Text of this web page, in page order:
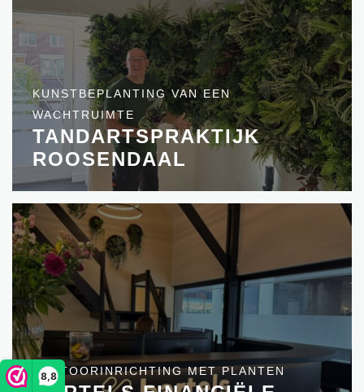
8,8
KUNSTBEPLANTING VAN EEN
WACHTRUIMTE
TANDARTSPRAKTIJK
ROOSENDAAL
KANTOORINRICHTING MET PLANTEN